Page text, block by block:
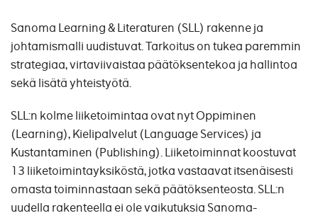
Sanoma Learning & Literaturen (SLL) rakenne ja
johtamismalli uudistuvat. Tarkoitus on tukea paremmin
strategiaa, virtaviivaistaa päätöksentekoa ja hallintoa
sekä lisätä yhteistyötä.
SLL:n kolme liiketoimintaa ovat nyt Oppiminen
(Learning), Kielipalvelut (Language Services) ja
Kustantaminen (Publishing). Liiketoiminnat koostuvat
13 liiketoimintayksiköstä, jotka vastaavat itsenäisesti
omasta toiminnastaan sekä päätöksenteosta. SLL:n
uudella rakenteella ei ole vaikutuksia Sanoma-